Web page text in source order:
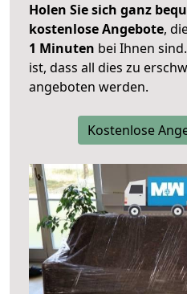
Holen Sie sich ganz
kostenlose Angebote,
1 Minuten bei Ihnen
ist, dass all dies zu
angeboten werden.
Kostenlose